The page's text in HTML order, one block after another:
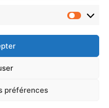
préférences